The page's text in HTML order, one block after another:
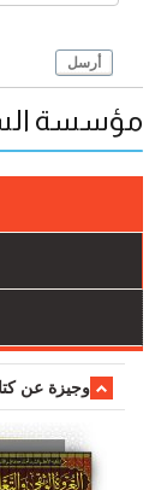
أرسل
مؤسسة
وجیزة عن